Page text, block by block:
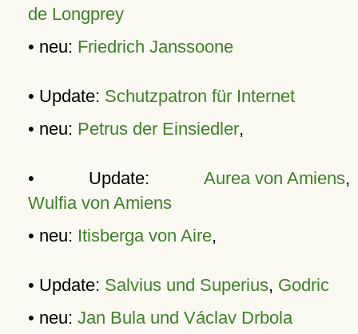
de Longprey
• neu: Friedrich Janssoone
• Update: Schutzpatron für Internet
• neu: Petrus der Einsiedler,
• Update: Aurea von Amiens,
Wulfia von Amiens
• neu: Itisberga von Aire,
• Update: Salvius und Superius, Godric
• neu: Jan Bula und Václav Drbola